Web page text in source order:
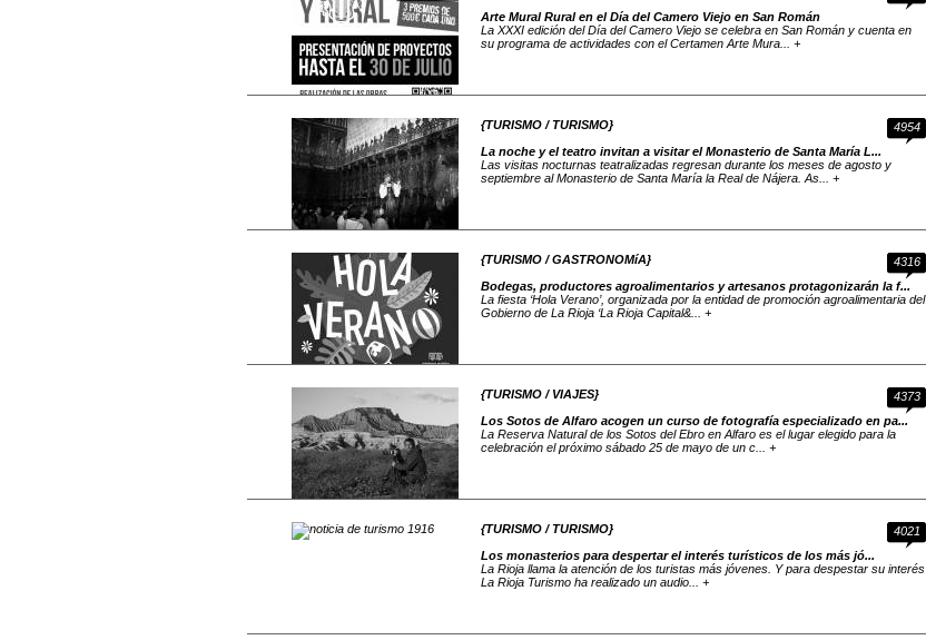
Arte Mural Rural en el Día del Camero Viejo en San Román
La XXXI edición del Día del Camero Viejo se celebra en San Román y cuenta en
su programa de actividades con el Certamen Arte Mura... +
4954
{TURISMO / TURISMO}
La noche y el teatro invitan a visitar el Monasterio de Santa María L...
Las visitas nocturnas teatralizadas regresan durante los meses de agosto y
septiembre al Monasterio de Santa María la Real de Nájera. As... +
4316
{TURISMO / GASTRONOMíA}
Bodegas, productores agroalimentarios y artesanos protagonizarán la f...
La fiesta ‘Hola Verano’, organizada por la entidad de promoción agroalimentaria del
Gobierno de La Rioja ‘La Rioja Capital&... +
4373
{TURISMO / VIAJES}
Los Sotos de Alfaro acogen un curso de fotografía especializado en pa...
La Reserva Natural de los Sotos del Ebro en Alfaro es el lugar elegido para la
celebración el próximo sábado 25 de mayo de un c... +
4021
{TURISMO / TURISMO}
Los monasterios para despertar el interés turísticos de los más jó...
La Rioja llama la atención de los turistas más jóvenes. Y para despestar su interés
La Rioja Turismo ha realizado un audio... +